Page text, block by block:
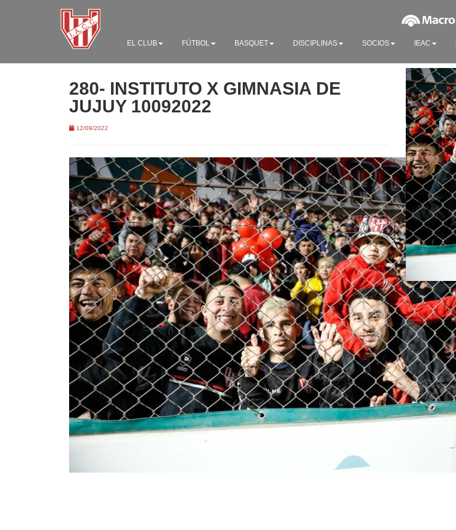
EL CLUB FÚTBOL BASQUET DISCIPLINAS SOCIOS IEAC
280- INSTITUTO X GIMNASIA DE
JUJUY 10092022
12/09/2022